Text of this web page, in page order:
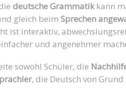
deutsche Grammatikkann
gleich beim Sprechen
ist interaktiv,
und angenehmer
sowohl Schüler, die
, die Deutsch von